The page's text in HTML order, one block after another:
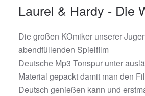
Laurel & Hardy - Die
Die großen KOmiker unserer
abendfüllenden Spielfilm
Deutsche Mp3 Tonspur unter
Material gepackt damit man den
Deutsch genießen kann und